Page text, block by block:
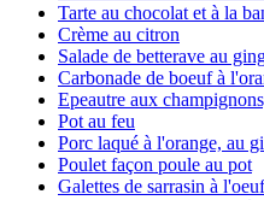
Tarte au chocolat et à la
Crème au citron
Salade de betterave au
Carbonade de boeuf à
Epeautre aux
Pot au feu
Porc laqué à l'orange, au
Poulet façon poule au pot
Galettes de sarrasin à